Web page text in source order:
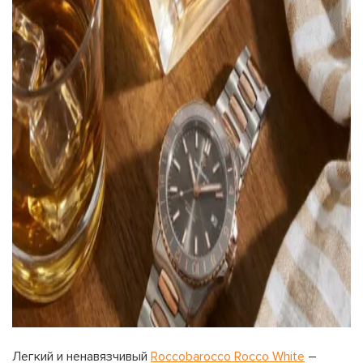
Легкий и ненавязчивый Roccobarocco Rocco White –